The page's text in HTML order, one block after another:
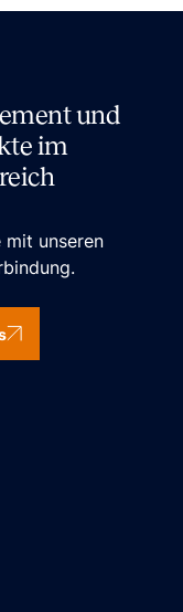
und
im
mit unseren